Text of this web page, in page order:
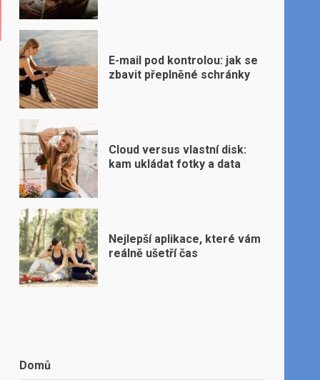
E-mail pod kontrolou: jak se
zbavit přeplněné schránky
Cloud versus vlastní disk:
kam ukládat fotky a data
Nejlepší aplikace, které vám
reálně ušetří čas
Domů